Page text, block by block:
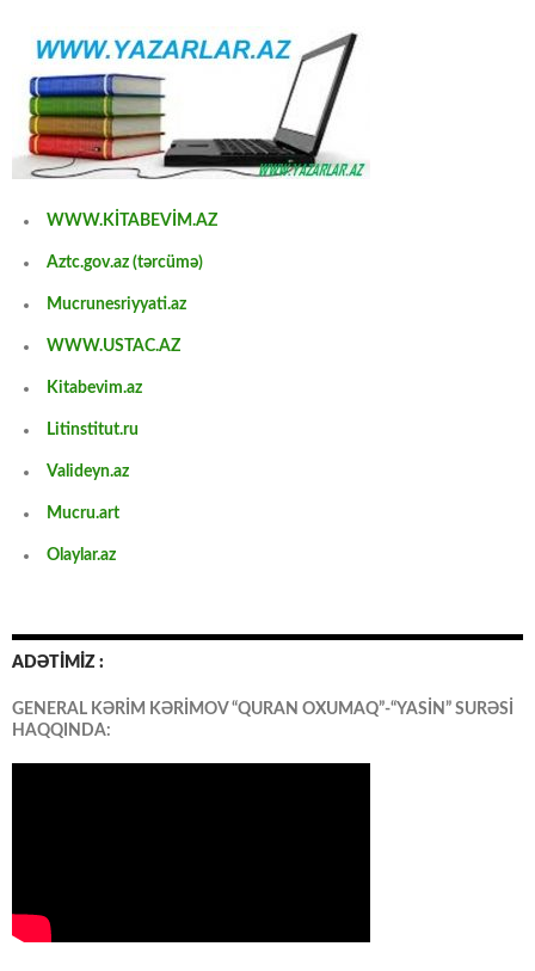
WWW.KİTABEVİM.AZ
Aztc.gov.az (tərcümə)
Mucrunesriyyati.az
WWW.USTAC.AZ
Kitabevim.az
Litinstitut.ru
Valideyn.az
Mucru.art
Olaylar.az
ADƏTİMİZ :
GENERAL KƏRİM KƏRİMOV “QURAN OXUMAQ”-“YASİN” SURƏSİ
HAQQINDA: